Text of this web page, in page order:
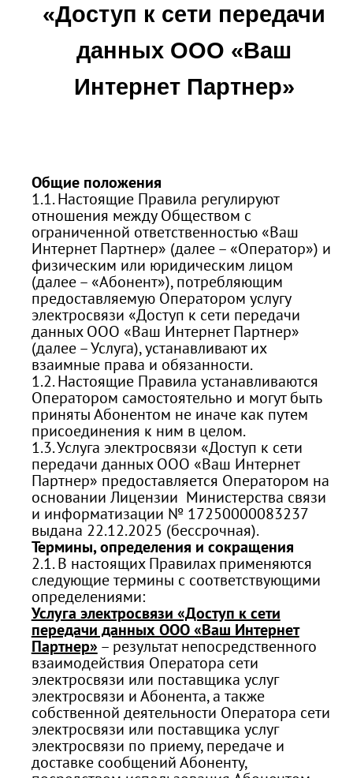
«Доступ к сети передачи
данных ООО «Ваш
Интернет Партнер»
Общие положения
1.1. Настоящие Правила регулируют
отношения между Обществом с
ограниченной ответственностью «Ваш
Интернет Партнер» (далее – «Оператор») и
физическим или юридическим лицом
(далее – «Абонент»), потребляющим
предоставляемую Оператором услугу
электросвязи «Доступ к сети передачи
данных ООО «Ваш Интернет Партнер»
(далее – Услуга), устанавливают их
взаимные права и обязанности.
1.2. Настоящие Правила устанавливаются
Оператором самостоятельно и могут быть
приняты Абонентом не иначе как путем
присоединения к ним в целом.
1.3. Услуга электросвязи «Доступ к сети
передачи данных ООО «Ваш Интернет
Партнер» предоставляется Оператором на
основании Лицензии Министерства связи
и информатизации № 17250000083237
выдана 22.12.2025 (бессрочная).
Термины, определения и сокращения
2.1. В настоящих Правилах применяются
следующие термины с соответствующими
определениями:
Услуга электросвязи «Доступ к сети
передачи данных ООО «Ваш Интернет
Партнер» – результат непосредственного
взаимодействия Оператора сети
электросвязи или поставщика услуг
электросвязи и Абонента, а также
собственной деятельности Оператора сети
электросвязи или поставщика услуг
электросвязи по приему, передаче и
доставке сообщений Абоненту,